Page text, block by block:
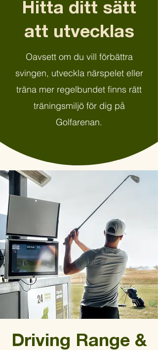
Hitta ditt sätt
att utvecklas
Oavsett om du vill förbättra
svingen, utveckla närspelet eller
träna mer regelbundet finns rätt
träningsmiljö för dig på
Golfarenan.
Driving Range &